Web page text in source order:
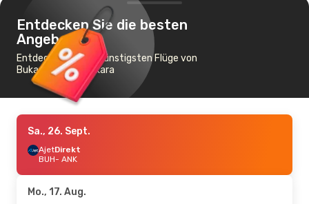
Entdecken Sie die besten
Angebote
Entdecken Sie die günstigsten Flüge von
Bukarest nach Ankara
Sa., 26. Sept.
AjetDirekt
BUH- ANK
Mo., 17. Aug.